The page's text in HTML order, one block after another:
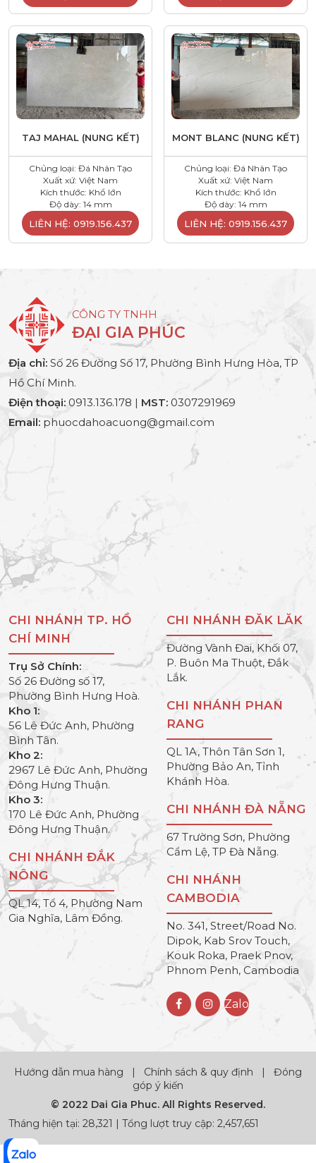
TAJ MAHAL (NUNG KẾT)
Chủng loại: Đá Nhân Tạo
Xuất xứ: Việt Nam
Kích thước: Khổ lớn
Độ dày: 14 mm
LIÊN HỆ: 0919.156.437
MONT BLANC (NUNG KẾT)
Chủng loại: Đá Nhân Tạo
Xuất xứ: Việt Nam
Kích thước: Khổ lớn
Độ dày: 14 mm
LIÊN HỆ: 0919.156.437
CÔNG TY TNHH
ĐẠI GIA PHÚC
Địa chỉ: Số 26 Đường Số 17, Phường Bình Hưng Hòa, TP
Hồ Chí Minh.
Điện thoại: 0913.136.178 | MST: 0307291969
Email: phuocdahoacuong@gmail.com
CHI NHÁNH TP. HỒ
CHÍ MINH
Trụ Sở Chính:
Số 26 Đường số 17,
Phường Bình Hưng Hoà.
Kho 1:
56 Lê Đức Anh, Phường
Bình Tân.
Kho 2:
2967 Lê Đức Anh, Phường
Đông Hưng Thuận.
Kho 3:
170 Lê Đức Anh, Phường
Đông Hưng Thuận.
CHI NHÁNH ĐẮK
NÔNG
QL 14, Tổ 4, Phường Nam
Gia Nghĩa, Lâm Đồng.
CHI NHÁNH ĐĂK LĂK
Đường Vành Đai, Khối 07,
P. Buôn Ma Thuột, Đắk
Lắk.
CHI NHÁNH PHAN
RANG
QL 1A, Thôn Tân Sơn 1,
Phường Bảo An, Tỉnh
Khánh Hòa.
CHI NHÁNH ĐÀ NẴNG
67 Trường Sơn, Phường
Cẩm Lệ, TP Đà Nẵng.
CHI NHÁNH
CAMBODIA
No. 341, Street/Road No.
Dipok, Kab Srov Touch,
Kouk Roka, Praek Pnov,
Phnom Penh, Cambodia
Zalo
Hướng dẫn mua hàng | Chính sách & quy định | Đóng
góp ý kiến
© 2022 Dai Gia Phuc. All Rights Reserved.
Tháng hiện tại: 28,321 | Tổng lượt truy cập: 2,457,651